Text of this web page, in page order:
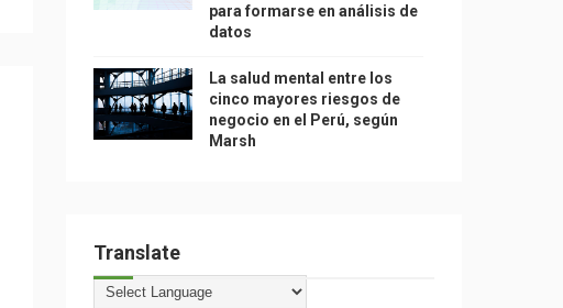
para formarse en análisis de
datos
La salud mental entre los
cinco mayores riesgos de
negocio en el Perú, según
Marsh
Translate